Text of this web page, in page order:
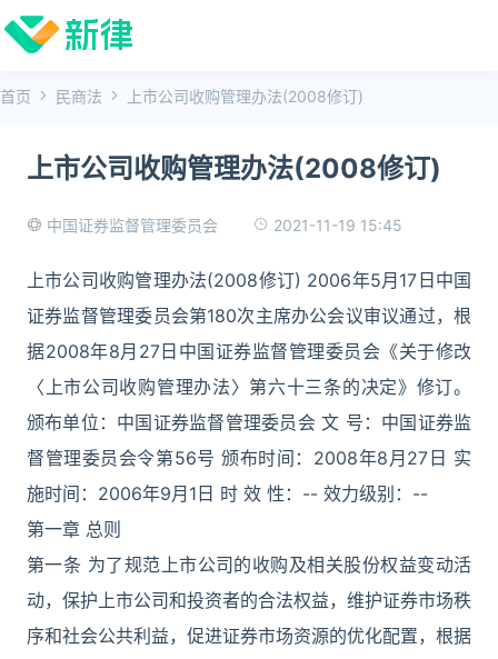
首页 民商法 上市公司收购管理办法(2008修订)
上市公司收购管理办法(2008修订)
中国证券监督管理委员会 2021-11-19 15:45
上市公司收购管理办法(2008修订) 2006年5月17日中国
证券监督管理委员会第180次主席办公会议审议通过，根
据2008年8月27日中国证券监督管理委员会《关于修改
〈上市公司收购管理办法〉第六十三条的决定》修订。
颁布单位：中国证券监督管理委员会 文 号：中国证券监
督管理委员会令第56号 颁布时间：2008年8月27日 实
施时间：2006年9月1日 时 效 性：-- 效力级别：--
第一章 总则
第一条 为了规范上市公司的收购及相关股份权益变动活
动，保护上市公司和投资者的合法权益，维护证券市场秩
序和社会公共利益，促进证券市场资源的优化配置，根据